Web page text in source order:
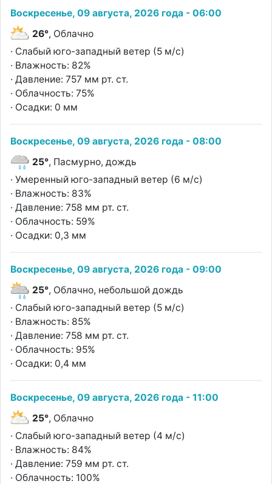
Воскресенье, 09 августа, 2026 года - 06:00
26°, Облачно
· Слабый юго-западный ветер (5 м/с)
· Влажность: 82%
· Давление: 757 мм рт. ст.
· Облачность: 75%
· Осадки: 0 мм
Воскресенье, 09 августа, 2026 года - 08:00
25°, Пасмурно, дождь
· Умеренный юго-западный ветер (6 м/с)
· Влажность: 83%
· Давление: 758 мм рт. ст.
· Облачность: 59%
· Осадки: 0,3 мм
Воскресенье, 09 августа, 2026 года - 09:00
25°, Облачно, небольшой дождь
· Слабый юго-западный ветер (5 м/с)
· Влажность: 85%
· Давление: 758 мм рт. ст.
· Облачность: 95%
· Осадки: 0,4 мм
Воскресенье, 09 августа, 2026 года - 11:00
25°, Облачно
· Слабый юго-западный ветер (4 м/с)
· Влажность: 84%
· Давление: 759 мм рт. ст.
· Облачность: 100%